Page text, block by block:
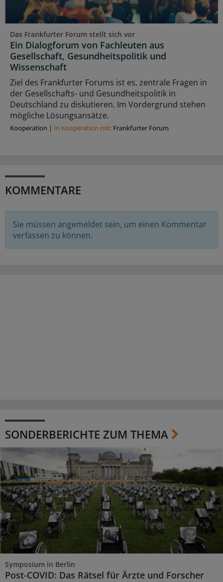
Das Frankfurter Forum stellt sich vor
Ein Dialogforum von Fachleuten aus
Gesellschaft, Gesundheitspolitik und
Wissenschaft
Ziel des Frankfurter Forums ist es, zentrale Fragen in
der Gesellschafts- und Gesundheitspolitik in
Deutschland zu diskutieren. Im Vordergrund stehen
mögliche Lösungsansätze.
Kooperation | In Kooperation mit: Frankfurter Forum
KOMMENTARE
Sie müssen angemeldet sein, um einen Kommentar
verfassen zu können.
SONDERBERICHTE ZUM THEMA
Symposium in Berlin
Post-COVID: Das Rätsel für Ärzte und Forscher